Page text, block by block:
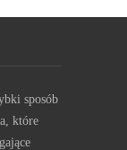
sposób
które